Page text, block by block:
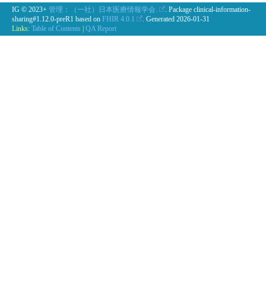
IG © 2023+ 管理：（一社）日本医療情報学会.
. Package clinical-information-
sharing#1.12.0-preR1 based on FHIR 4.0.1 . Generated 2026-01-31
Links: Table of Contents QA Report